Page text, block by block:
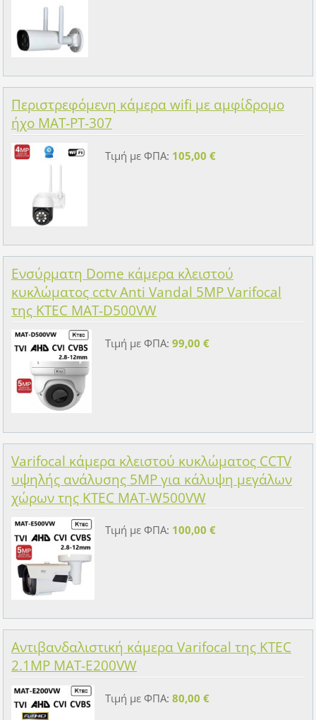
Περιστρεφόμενη κάμερα wifi με αμφίδρομο
ήχο MAT-PT-307
Τιμή με ΦΠΑ: 105,00 €
Ενσύρματη Dome κάμερα κλειστού
κυκλώματος cctv Anti Vandal 5MP Varifocal
της KTEC MAT-D500VW
Τιμή με ΦΠΑ: 99,00 €
Varifocal κάμερα κλειστού κυκλώματος CCTV
υψηλής ανάλυσης 5MP για κάλυψη μεγάλων
χώρων της KTEC MAT-W500VW
Τιμή με ΦΠΑ: 100,00 €
Αντιβανδαλιστική κάμερα Varifocal της KTEC
2.1MP MAT-E200VW
Τιμή με ΦΠΑ: 80,00 €